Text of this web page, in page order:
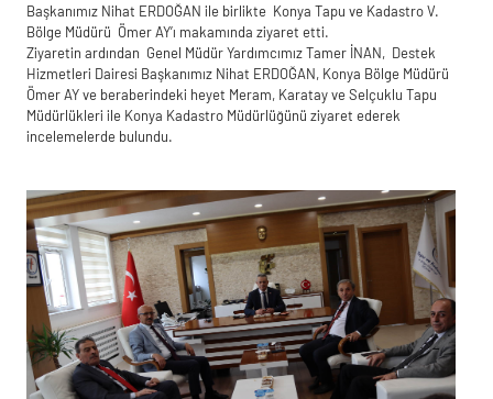
S.S.S.
Başkanımız Nihat ERDOĞAN ile birlikte Konya Tapu ve Kadastro V.
Bölge Müdürü Ömer AY’ı makamında ziyaret etti.
Ziyaretin ardından Genel Müdür Yardımcımız Tamer İNAN, Destek
Hizmetleri Dairesi Başkanımız Nihat ERDOĞAN, Konya Bölge Müdürü
Ömer AY ve beraberindeki heyet Meram, Karatay ve Selçuklu Tapu
Müdürlükleri ile Konya Kadastro Müdürlüğünü ziyaret ederek
incelemelerde bulundu.